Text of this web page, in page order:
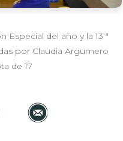
Especial del año y la 13 ª
por Claudia Argumero
de 17